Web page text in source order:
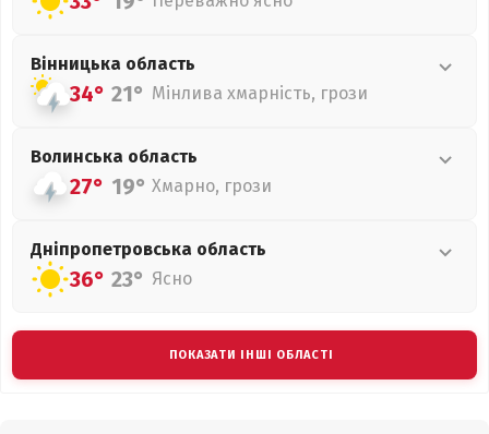
Вінницька область
34° 21° Мінлива хмарність, грози
Волинська область
27° 19° Хмарно, грози
Дніпропетровська область
36° 23° Ясно
ПОКАЗАТИ ІНШІ ОБЛАСТІ